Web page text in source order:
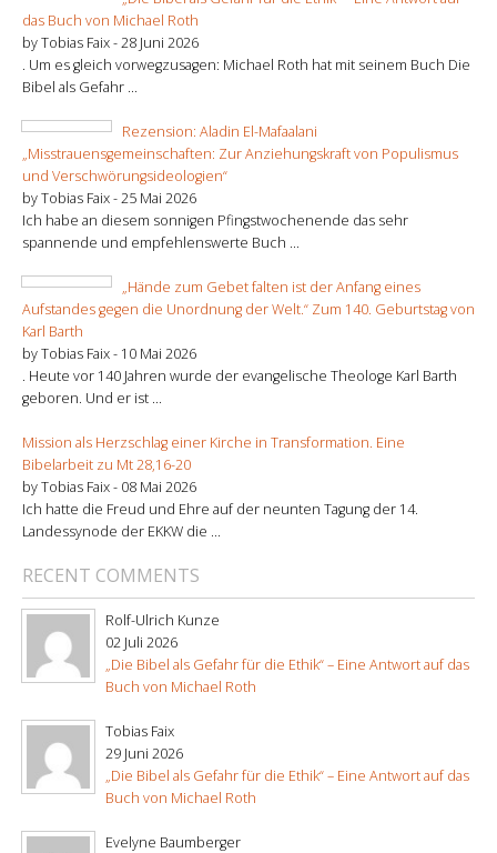
das Buch von Michael Roth
by Tobias Faix -28 Juni 2026
. Um es gleich vorwegzusagen: Michael Roth hat mit seinem Buch Die
Bibel als Gefahr ...
Rezension: Aladin El-Mafaalani
„Misstrauensgemeinschaften: Zur Anziehungskraft von Populismus
und Verschwörungsideologien“
by Tobias Faix -25 Mai 2026
Ich habe an diesem sonnigen Pfingstwochenende das sehr
spannende und empfehlenswerte Buch ...
„Hände zum Gebet falten ist der Anfang eines
Aufstandes gegen die Unordnung der Welt.“ Zum 140. Geburtstag von
Karl Barth
by Tobias Faix - 10 Mai 2026
. Heute vor 140 Jahren wurde der evangelische Theologe Karl Barth
geboren. Und er ist ...
Mission als Herzschlag einer Kirche in Transformation. Eine
Bibelarbeit zu Mt 28,16-20
by Tobias Faix - 08 Mai 2026
Ich hatte die Freud und Ehre auf der neunten Tagung der 14.
Landessynode der EKKW die ...
RECENT COMMENTS
Rolf-Ulrich Kunze
02 Juli 2026
„Die Bibel als Gefahr für die Ethik“ – Eine Antwort auf das
Buch von Michael Roth
Tobias Faix
29 Juni 2026
„Die Bibel als Gefahr für die Ethik“ – Eine Antwort auf das
Buch von Michael Roth
Evelyne Baumberger